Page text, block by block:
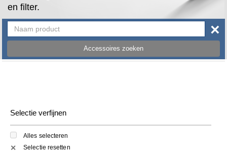
en filter.
Accessoires zoeken
×
Selectie verfijnen
Alles selecteren
✕ Selectie resetten